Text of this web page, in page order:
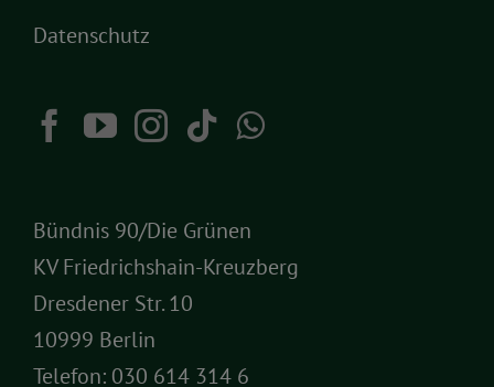
Datenschutz
Bündnis 90/Die Grünen
KV Friedrichshain-Kreuzberg
Dresdener Str. 10
10999 Berlin
Telefon: 030 614 314 6